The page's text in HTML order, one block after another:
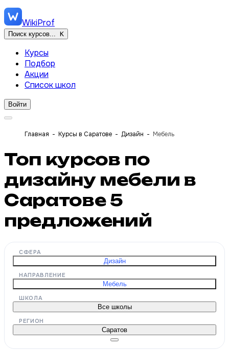
WikiProf
Поиск курсов... K
Курсы
Подбор
Акции
Список школ
Войти
Главная Курсы в Саратове Дизайн Мебель
Топ курсов по
дизайну мебели в
Саратове 5
предложений
СФЕРА
Дизайн
НАПРАВЛЕНИЕ
Мебель
ШКОЛА
Все школы
РЕГИОН
Саратов